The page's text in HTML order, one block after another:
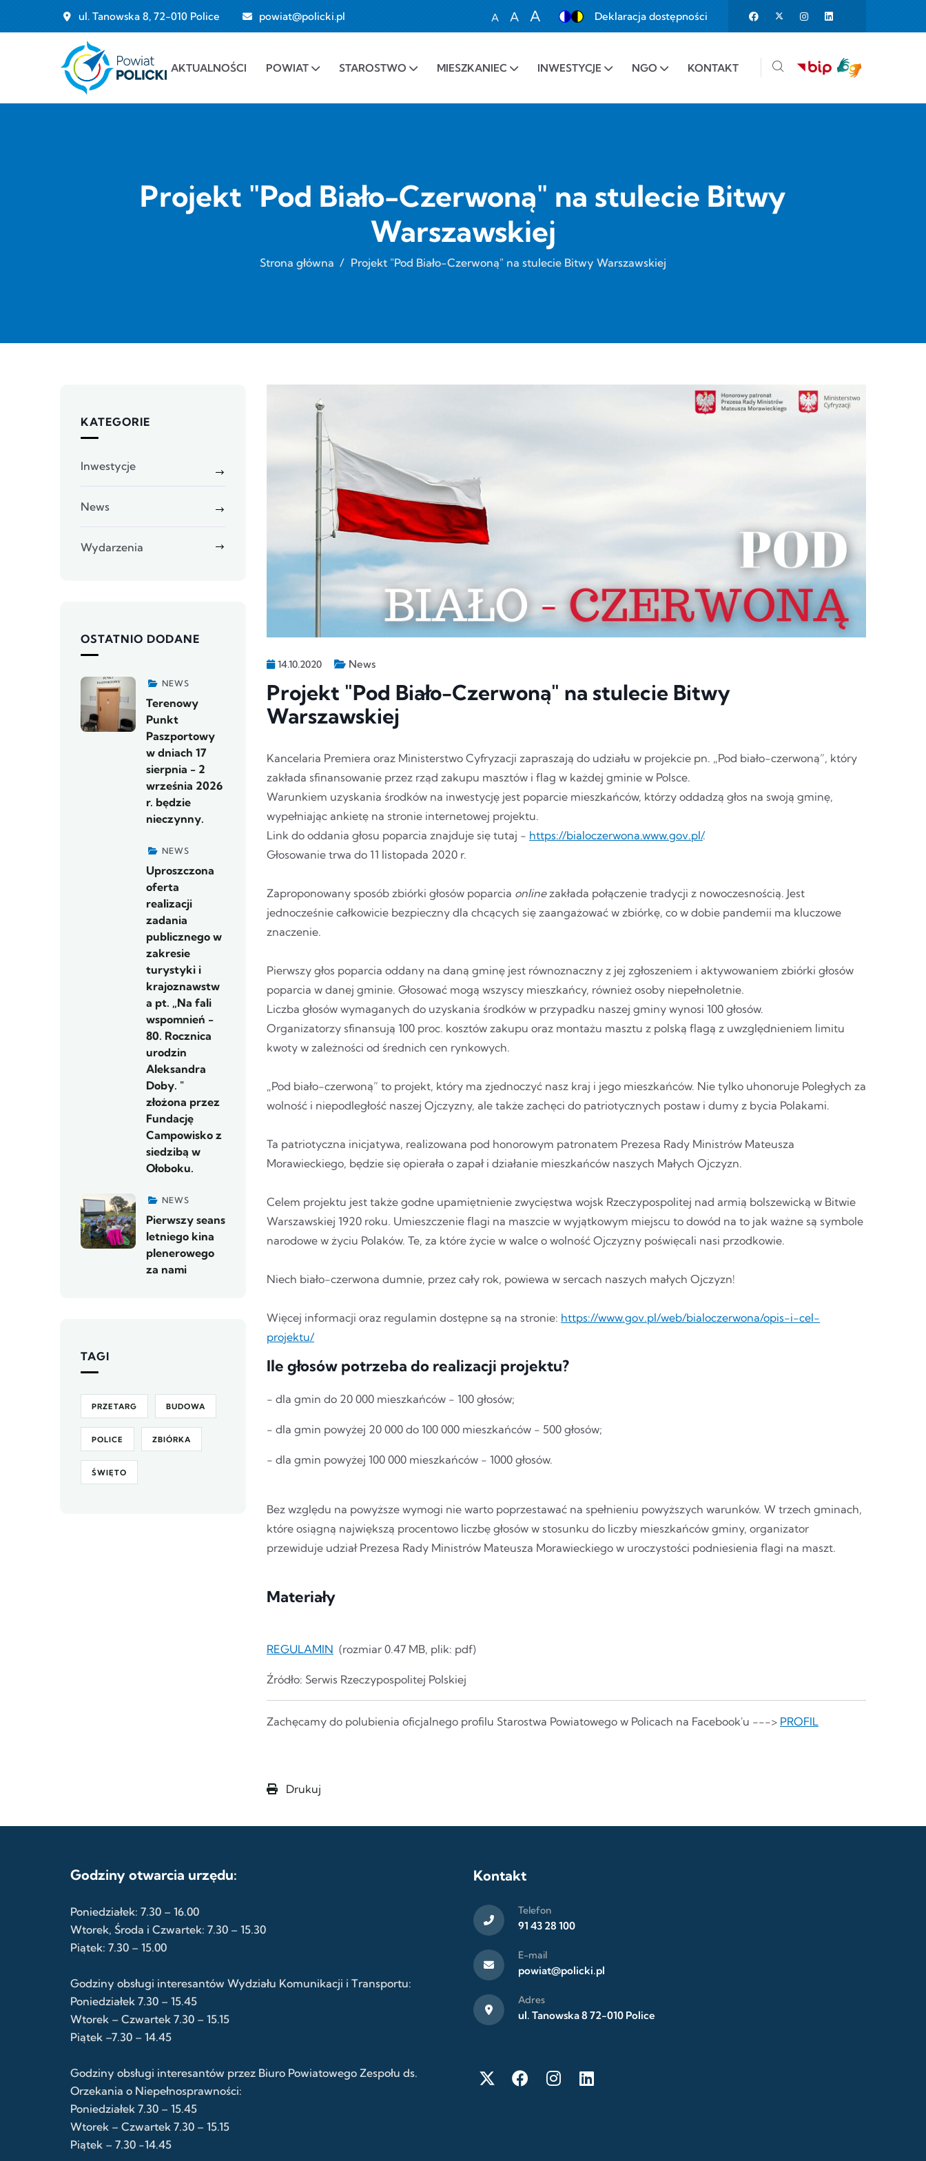
Przejdź do treści
ul. Tanowska 8, 72-010 Police powiat@policki.pl
A
Set font size to 100%
A
A
Deklaracja dostępności
AKTUALNOŚCI POWIAT STAROSTWO MIESZKANIEC INWESTYCJE NGO KONTAKT
Projekt "Pod Biało-Czerwoną" na stulecie Bitwy
Warszawskiej
Strona główna / Projekt "Pod Biało-Czerwoną" na stulecie Bitwy Warszawskiej
14.10.2020 News
Projekt "Pod Biało-Czerwoną" na stulecie Bitwy
Warszawskiej
Kancelaria Premiera oraz Ministerstwo Cyfryzacji zapraszają do udziału w projekcie pn. „Pod biało-czerwoną”, który
zakłada sfinansowanie przez rząd zakupu masztów i flag w każdej gminie w Polsce.
Warunkiem uzyskania środków na inwestycję jest poparcie mieszkańców, którzy oddadzą głos na swoją gminę,
wypełniając ankietę na stronie internetowej projektu.
Link do oddania głosu poparcia znajduje się tutaj - https://bialoczerwona.www.gov.pl/.
Głosowanie trwa do 11 listopada 2020 r.
Zaproponowany sposób zbiórki głosów poparcia onlinezakłada połączenie tradycji z nowoczesnością. Jest
jednocześnie całkowicie bezpieczny dla chcących się zaangażować w zbiórkę, co w dobie pandemii ma kluczowe
znaczenie.
Pierwszy głos poparcia oddany na daną gminę jest równoznaczny z jej zgłoszeniem i aktywowaniem zbiórki głosów
poparcia w danej gminie. Głosować mogą wszyscy mieszkańcy, również osoby niepełnoletnie.
Liczba głosów wymaganych do uzyskania środków w przypadku naszej gminy wynosi 100 głosów.
Organizatorzy sfinansują 100 proc. kosztów zakupu oraz montażu masztu z polską flagą z uwzględnieniem limitu
kwoty w zależności od średnich cen rynkowych.
„Pod biało-czerwoną” to projekt, który ma zjednoczyć nasz kraj i jego mieszkańców. Nie tylko uhonoruje Poległych za
wolność i niepodległość naszej Ojczyzny, ale także zachęci do patriotycznych postaw i dumy z bycia Polakami.
Ta patriotyczna inicjatywa, realizowana pod honorowym patronatem Prezesa Rady Ministrów Mateusza
Morawieckiego, będzie się opierała o zapał i działanie mieszkańców naszych Małych Ojczyzn.
Celem projektu jest także godne upamiętnienie zwycięstwa wojsk Rzeczypospolitej nad armią bolszewicką w Bitwie
Warszawskiej 1920 roku. Umieszczenie flagi na maszcie w wyjątkowym miejscu to dowód na to jak ważne są symbole
narodowe w życiu Polaków. Te, za które życie w walce o wolność Ojczyzny poświęcali nasi przodkowie.
Niech biało-czerwona dumnie, przez cały rok, powiewa w sercach naszych małych Ojczyzn!
Więcej informacji oraz regulamin dostępne są na stronie: https://www.gov.pl/web/bialoczerwona/opis-i-cel-
projektu/
Ile głosów potrzeba do realizacji projektu?
- dla gmin do 20 000 mieszkańców - 100 głosów;
- dla gmin powyżej 20 000 do 100 000 mieszkańców - 500 głosów;
- dla gmin powyżej 100 000 mieszkańców - 1000 głosów.
Bez względu na powyższe wymogi nie warto poprzestawać na spełnieniu powyższych warunków. W trzech gminach,
które osiągną największą procentowo liczbę głosów w stosunku do liczby mieszkańców gminy, organizator
przewiduje udział Prezesa Rady Ministrów Mateusza Morawieckiego w uroczystości podniesienia flagi na maszt.
Materiały
REGULAMIN​ (rozmiar 0.47 MB, plik: pdf)
Źródło: Serwis Rzeczypospolitej Polskiej
Zachęcamy do polubienia oficjalnego profilu Starostwa Powiatowego w Policach na Facebook'u ---> PROFIL
Drukuj
KATEGORIE
Inwestycje
News
Wydarzenia
OSTATNIO DODANE
NEWS
Terenowy
Punkt
Paszportowy
w dniach 17
sierpnia - 2
września 2026
r. będzie
nieczynny.
NEWS
Uproszczona
oferta
realizacji
zadania
publicznego w
zakresie
turystyki i
krajoznawstw
a pt. „Na fali
wspomnień -
80. Rocznica
urodzin
Aleksandra
Doby. "
złożona przez
Fundację
Campowisko z
siedzibą w
Ołoboku.
NEWS
Pierwszy seans
letniego kina
plenerowego
za nami
TAGI
PRZETARG BUDOWA
POLICE ZBIÓRKA
ŚWIĘTO
Godziny otwarcia urzędu:
Poniedziałek: 7.30 – 16.00
Wtorek, Środa i Czwartek: 7.30 – 15.30
Piątek: 7.30 – 15.00
Godziny obsługi interesantów Wydziału Komunikacji i Transportu:
Poniedziałek 7.30 – 15.45
Wtorek – Czwartek 7.30 – 15.15
Piątek –7.30 – 14.45
Godziny obsługi interesantów przez Biuro Powiatowego Zespołu ds.
Orzekania o Niepełnosprawności:
Poniedziałek 7.30 – 15.45
Wtorek – Czwartek 7.30 – 15.15
Piątek – 7.30 -14.45
Kontakt
Telefon
91 43 28 100
E-mail
powiat@policki.pl
Adres
ul. Tanowska 8 72-010 Police